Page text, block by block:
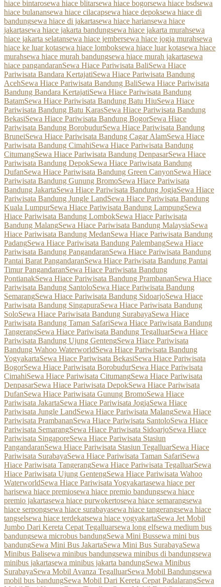
hiace bintarosewa hiace blitarsewa hiace bogorsewa hiace bsdsewa
hiace bulanansewa hiace cilacapsewa hiace depoksewa hiace di
bandungsewa hiace di jakartasewa hiace hariansewa hiace
jakartasewa hiace jakarta bandungsewa hiace jakarta murahsewa
hiace jakarta selatansewa hiace jembersewa hiace jogja murahsewa
hiace ke luar kotasewa hiace lomboksewa hiace luar kotasewa hiace
murahsewa hiace murah bandungsewa hiace murah jakartasewa
hiace pangandaranSewa Hiace Pariwisata BaliSewa Hiace
Pariwisata Bandara KertajatiSewa Hiace Pariwisata Bandung
AcehSewa Hiace Pariwisata Bandung BaliSewa Hiace Pariwisata
Bandung Bandara KertajatiSewa Hiace Pariwisata Bandung
BatamSewa Hiace Pariwisata Bandung Batu HiuSewa Hiace
Pariwisata Bandung Batu KarasSewa Hiace Pariwisata Bandung
BekasiSewa Hiace Pariwisata Bandung BogorSewa Hiace
Pariwisata Bandung BorobudurSewa Hiace Pariwisata Bandung
BruneiSewa Hiace Pariwisata Bandung Cagar AlamSewa Hiace
Pariwisata Bandung CimahiSewa Hiace Pariwisata Bandung
CitumangSewa Hiace Pariwisata Bandung DenpasarSewa Hiace
Pariwisata Bandung DepokSewa Hiace Pariwisata Bandung
DufanSewa Hiace Pariwisata Bandung Green CanyonSewa Hiace
Pariwisata Bandung Gunung BromoSewa Hiace Pariwisata
Bandung JakartaSewa Hiace Pariwisata Bandung JogjaSewa Hiace
Pariwisata Bandung Jungle LandSewa Hiace Pariwisata Bandung
Kuala LumpurSewa Hiace Pariwisata Bandung LampungSewa
Hiace Pariwisata Bandung LombokSewa Hiace Pariwisata
Bandung MalangSewa Hiace Pariwisata Bandung MalaysiaSewa
Hiace Pariwisata Bandung MedanSewa Hiace Pariwisata Bandung
PadangSewa Hiace Pariwisata Bandung PalembangSewa Hiace
Pariwisata Bandung PangandaranSewa Hiace Pariwisata Bandung
Pantai Barat PangandaranSewa Hiace Pariwisata Bandung Pantai
Timur PangandaranSewa Hiace Pariwisata Bandung
PontianakSewa Hiace Pariwisata Bandung PrambananSewa Hiace
Pariwisata Bandung SantoloSewa Hiace Pariwisata Bandung
SemarangSewa Hiace Pariwisata Bandung SidoarjoSewa Hiace
Pariwisata Bandung SingapuraSewa Hiace Pariwisata Bandung
SoloSewa Hiace Pariwisata Bandung SurabayaSewa Hiace
Pariwisata Bandung Taman SafariSewa Hiace Pariwisata Bandung
TangerangSewa Hiace Pariwisata Bandung TegalluarSewa Hiace
Pariwisata Bandung Ujung GentengSewa Hiace Pariwisata
Bandung Wahoo WaterworldSewa Hiace Pariwisata Bandung
YogyakartaSewa Hiace Pariwisata BekasiSewa Hiace Pariwisata
BogorSewa Hiace Pariwisata BorobudurSewa Hiace Pariwisata
CimahiSewa Hiace Pariwisata CitumangSewa Hiace Pariwisata
DenpasarSewa Hiace Pariwisata DepokSewa Hiace Pariwisata
DufanSewa Hiace Pariwisata Gunung BromoSewa Hiace
Pariwisata JakartaSewa Hiace Pariwisata JogjaSewa Hiace
Pariwisata Jungle LandSewa Hiace Pariwisata MalangSewa Hiace
Pariwisata PrambananSewa Hiace Pariwisata SantoloSewa Hiace
Pariwisata SemarangSewa Hiace Pariwisata SidoarjoSewa Hiace
Pariwisata SingaporeSewa Hiace Pariwisata Stasiun
PangandaranSewa Hiace Pariwisata Stasiun TegalluarSewa Hiace
Pariwisata SurabayaSewa Hiace Pariwisata Taman SafariSewa
Hiace Pariwisata TangerangSewa Hiace Pariwisata TegalluarSewa
Hiace Pariwisata Ujung GentengSewa Hiace Pariwisata Wahoo
WaterworldSewa Hiace Pariwisata Yogyakartasewa hiace per
harisewa hiace premiosewa hiace premio bandungsewa hiace
premio jakartasewa hiace purwokertosewa hiace semarangsewa
hiace serpongsewa hiace surabayasewa hiace tangerangsewa hiace
tangselsewa hiace terdekatsewa hiace yogyakartaSewa Jet Mobil
Jumbo Dari Kereta Cepat Tegalluarsewa long elfsewa medium bus
bandungsewa microbus bandungSewa Mini Bussewa mini bus
bandungSewa Mini Bus JakartaSewa Mini Bus SurabayaSewa
Minibus Balisewa minibus bandungsewa minibus di bandungsewa
minibus jakartasewa minibus jakarta bandungSewa Minibus
SurabayaSewa Mobil Avanza TegalluarSewa Mobil Bandungsewa
mobil bus bandungSewa Mobil Dari Kereta Cepat PadalarangSewa